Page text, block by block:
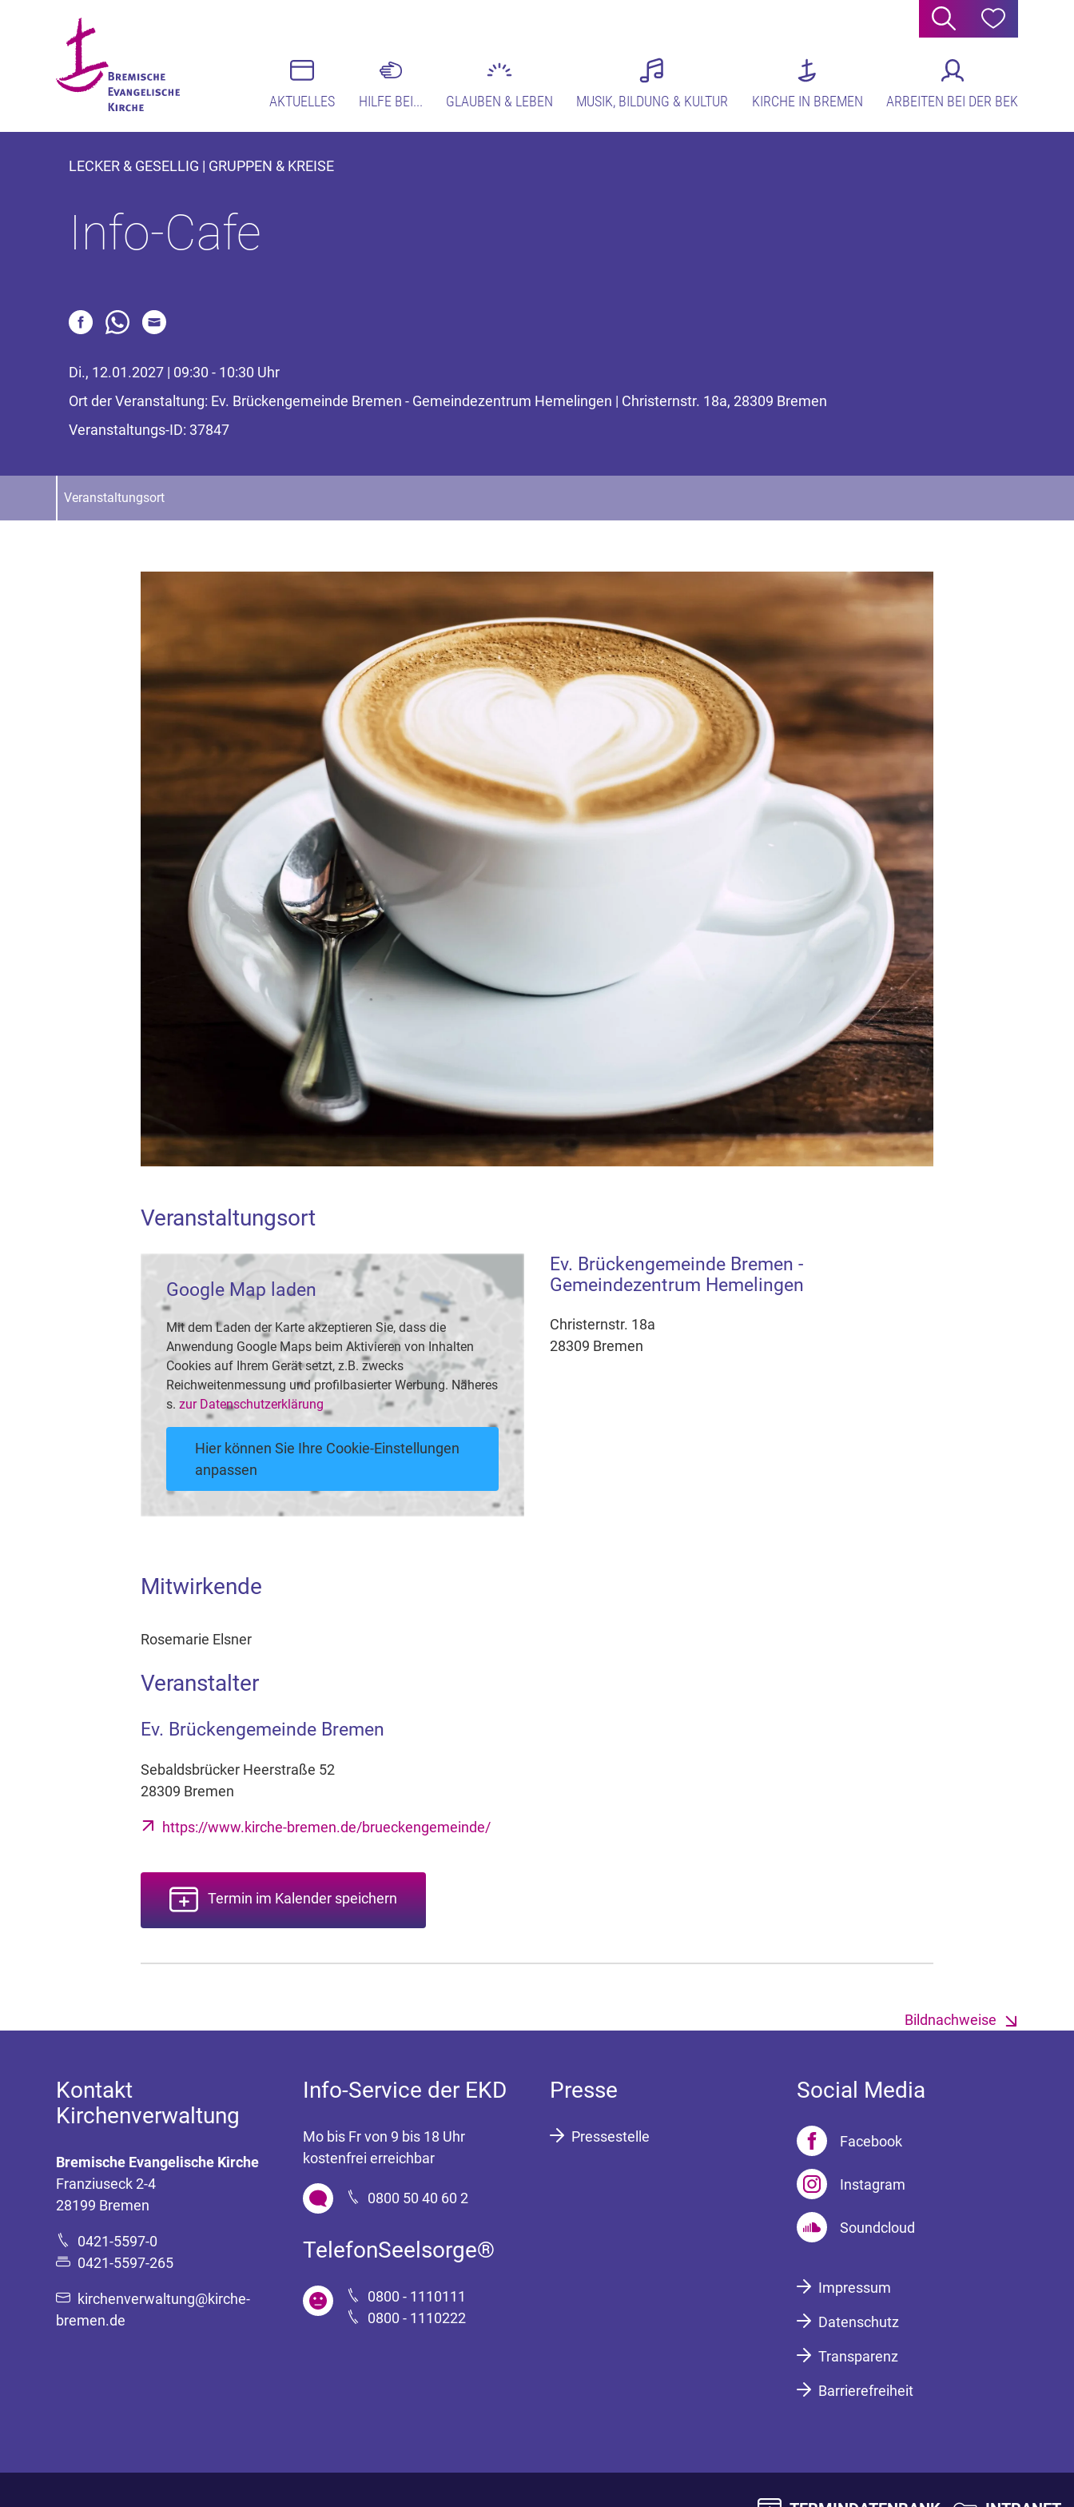
Suche Hilfe
AKTUELLES HILFE BEI... GLAUBEN & LEBEN MUSIK, BILDUNG & KULTUR KIRCHE IN BREMEN ARBEITEN BEI DER BEK
LECKER & GESELLIG | GRUPPEN & KREISE
Info-Cafe
Di., 12.01.2027 | 09:30 - 10:30 Uhr
Ort der Veranstaltung: Ev. Brückengemeinde Bremen - Gemeindezentrum Hemelingen | Christernstr. 18a, 28309 Bremen
Veranstaltungs-ID: 37847
Veranstaltungsort
Veranstaltungsort
Google Map laden
Mit dem Laden der Karte akzeptieren Sie, dass die
Anwendung Google Maps beim Aktivieren von Inhalten
Cookies auf Ihrem Gerät setzt, z.B. zwecks
Reichweitenmessung und profilbasierter Werbung. Näheres
s. zur Datenschutzerklärung
Hier können Sie Ihre Cookie-Einstellungen
anpassen
Ev. Brückengemeinde Bremen -
Gemeindezentrum Hemelingen
Christernstr. 18a
28309 Bremen
Mitwirkende
Rosemarie Elsner
Veranstalter
Ev. Brückengemeinde Bremen
Sebaldsbrücker Heerstraße 52
28309 Bremen
https://www.kirche-bremen.de/brueckengemeinde/
Termin im Kalender speichern
Bildnachweise
Kontakt
Kirchenverwaltung
Bremische Evangelische Kirche
Franziuseck 2-4
28199 Bremen
0421-5597-0
0421-5597-265
kirchenverwaltung@kirche-
bremen.de
Info-Service der EKD
Mo bis Fr von 9 bis 18 Uhr
kostenfrei erreichbar
0800 50 40 60 2
TelefonSeelsorge®
0800 - 1110111
0800 - 1110222
Presse
Pressestelle
Social Media
Facebook
Instagram
Soundcloud
Impressum
Datenschutz
Transparenz
Barrierefreiheit